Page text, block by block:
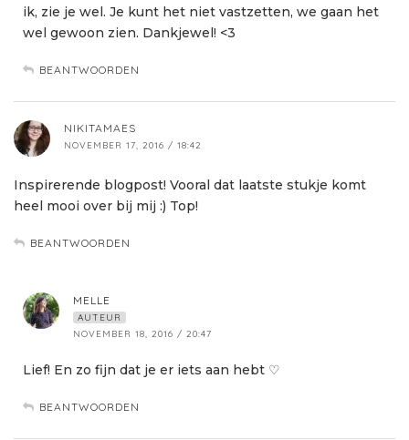
ik, zie je wel. Je kunt het niet vastzetten, we gaan het
wel gewoon zien. Dankjewel! <3
BEANTWOORDEN
NIKITAMAES
NOVEMBER 17, 2016 / 18:42
Inspirerende blogpost! Vooral dat laatste stukje komt
heel mooi over bij mij :) Top!
BEANTWOORDEN
MELLE
AUTEUR
NOVEMBER 18, 2016 / 20:47
Lief! En zo fijn dat je er iets aan hebt ♡
BEANTWOORDEN